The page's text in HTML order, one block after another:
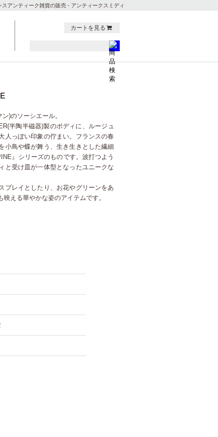
スアンティーク雑貨の販売 - アンティークスミディ
カートを見る
)のソーシエール。
半陶半磁器)製のボディに、ルージュ
人っぽい印象の佇まい。フランスの春
小鳥や蝶が舞う、生き生きとした繊細
』シリーズのものです。波打つよう
と受け皿が一体型となったユニークな
プレイとしたり、お花やグリーンをあ
える華やかな姿のアイテムです。